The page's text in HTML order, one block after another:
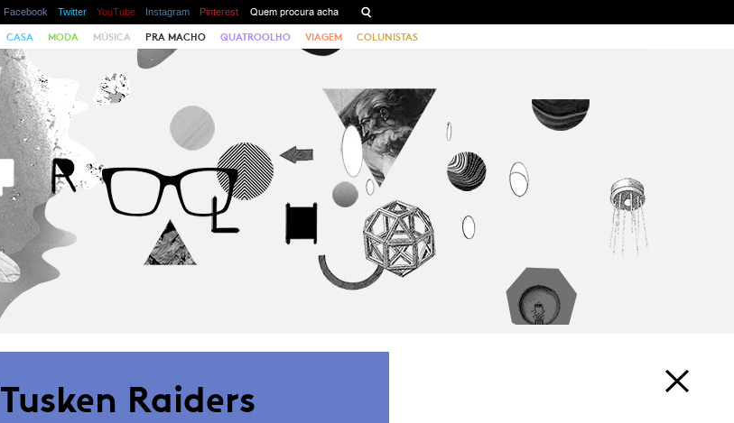
Facebook Twitter YouTube Instagram Pinterest
CASA MODA MÚSICA PRA MACHO QUATROOLHO VIAGEM COLUNISTAS
Tusken Raiders